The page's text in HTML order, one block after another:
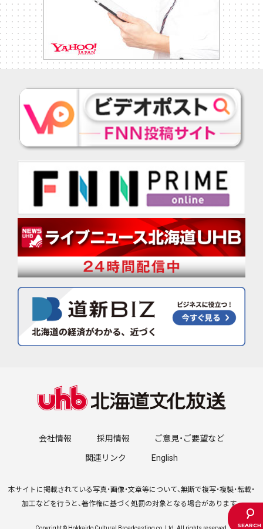
会社情報 採用情報 ご意見・ご要望など
関連リンク English
本サイトに掲載されている写真・画像・文章等について、無断で複写・複製・転載・
加工などを行うと、著作権に基づく処罰の対象となる場合があります。